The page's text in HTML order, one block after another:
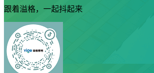
跟着溢格，一起抖起来